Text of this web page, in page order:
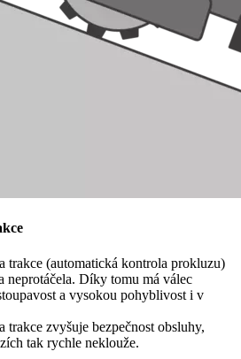
trakce (automatická kontrola prokluzu)
neprotáčela. Díky tomu má válec
a vysokou pohyblivost i v
zvyšuje bezpečnost obsluhy,
tak rychle neklouže.